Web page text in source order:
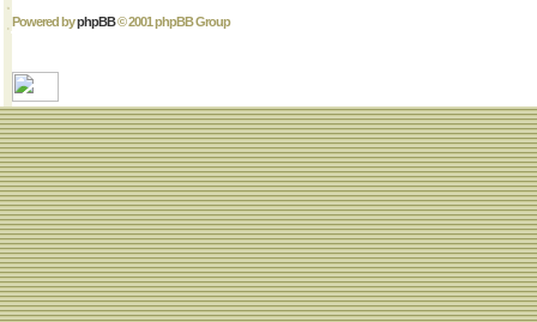
Powered byphpBB© 2001 phpBB Group